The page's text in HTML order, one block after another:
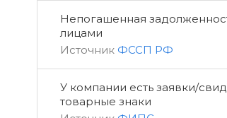
Непогашенная
лицами
Источник ФССП РФ
У компании есть заявки/
товарные знаки